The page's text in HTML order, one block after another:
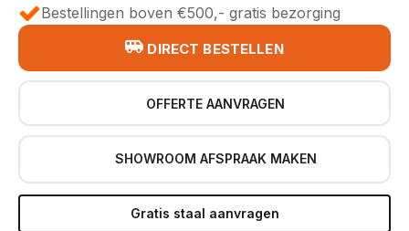
€42,95.
€39,95.
Bestellingen boven €500,- gratis bezorging
DIRECT BESTELLEN
OFFERTE AANVRAGEN
SHOWROOM AFSPRAAK MAKEN
Gratis staal aanvragen